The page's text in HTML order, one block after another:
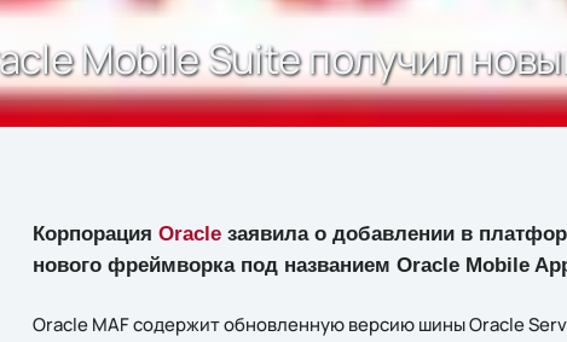
Mobile Suite получил
Корпорация Oracleзаявила о добавлении в
нового фреймворка под названием Oracle Mobile
Oracle MAF содержит обновленную версию шины Oracle